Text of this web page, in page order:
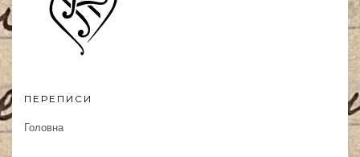
ПЕРЕПИСИ
Головна